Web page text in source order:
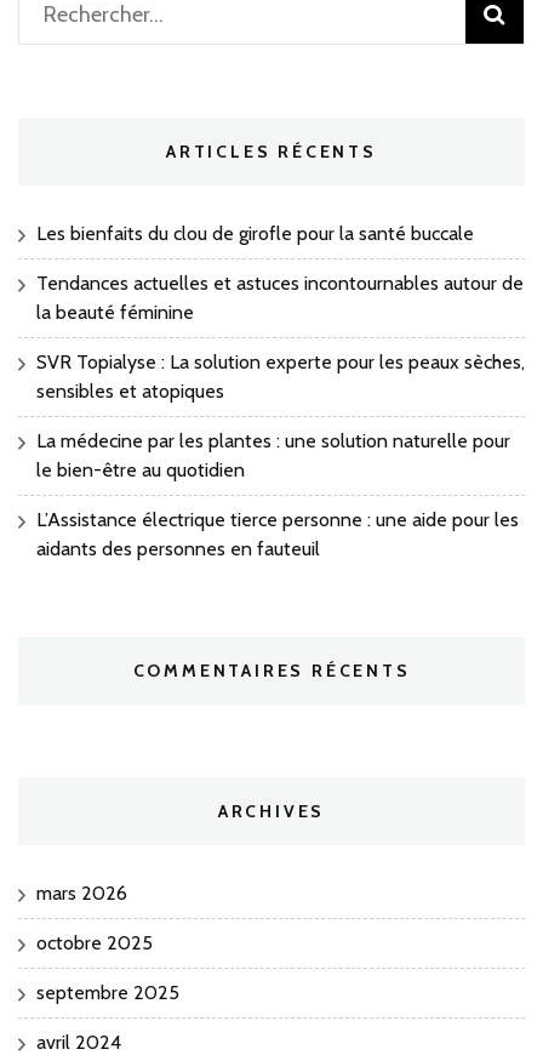
Rechercher :
ARTICLES RÉCENTS
Les bienfaits du clou de girofle pour la santé buccale
Tendances actuelles et astuces incontournables autour de
la beauté féminine
SVR Topialyse : La solution experte pour les peaux sèches,
sensibles et atopiques
La médecine par les plantes : une solution naturelle pour
le bien-être au quotidien
L’Assistance électrique tierce personne : une aide pour les
aidants des personnes en fauteuil
COMMENTAIRES RÉCENTS
ARCHIVES
mars 2026
octobre 2025
septembre 2025
avril 2024